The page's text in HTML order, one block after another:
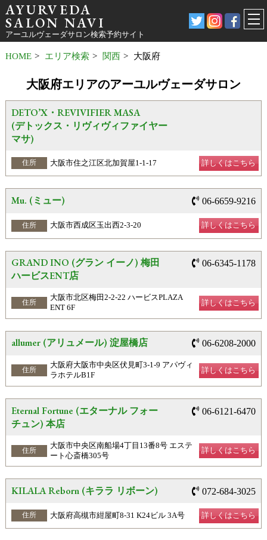
AYURVEDA
SALON NAVI
アーユルヴェーダサロン検索予約サイト
HOME > エリア検索 > 関西 > 大阪府
大阪府エリアのアーユルヴェーダサロン
DETO’X・REVIVIFIER MASA
(デトックス・リヴィヴィファイヤー
マサ)
住所 大阪市住之江区北加賀屋1-1-17 詳しくはこちら
Mu. (ミュー) 06-6659-9216
住所 大阪市西成区玉出西2-3-20 詳しくはこちら
GRAND INO (グラン イーノ) 梅田
ハービスENT店
06-6345-1178
住所
大阪市北区梅田2-2-22 ハービスPLAZA
ENT 6F
詳しくはこちら
allumer (アリュメール) 淀屋橋店 06-6208-2000
住所
大阪府大阪市中央区伏見町3-1-9 アパヴィ
ラホテルB1F
詳しくはこちら
Eternal Fortune (エターナル フォー
チュン) 本店
06-6121-6470
住所
大阪市中央区南船場4丁目13番8号 エステ
ート心斎橋305号
詳しくはこちら
KILALA Reborn (キララ リボーン) 072-684-3025
住所 大阪府高槻市紺屋町8-31 K24ビル 3A号 詳しくはこちら